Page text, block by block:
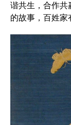
谐共生，合作共
的故事，百姓家